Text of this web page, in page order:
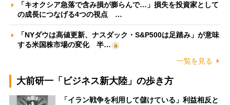
「キオクシア急落で含み損が膨らんで…」損失を投資家として
の成長につなげる4つの視点 …
「NYダウは高値更新、ナスダック・S&P500は足踏み」が意味
する米国株市場の変化 半…
一覧を見る
大前研一「ビジネス新大陸」の歩き方
「イラン戦争を利用して儲けている」利益相反と